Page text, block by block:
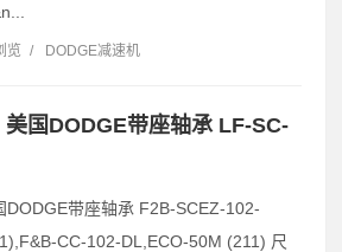
览 / DODGE减速机
美国DODGE带座轴承 LF-SC-
DODGE带座轴承 F2B-SCEZ-102-
CC-102-DL,ECO-50M (211) 尺